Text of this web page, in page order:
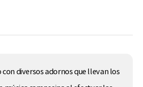
diversos adornos que llevan los